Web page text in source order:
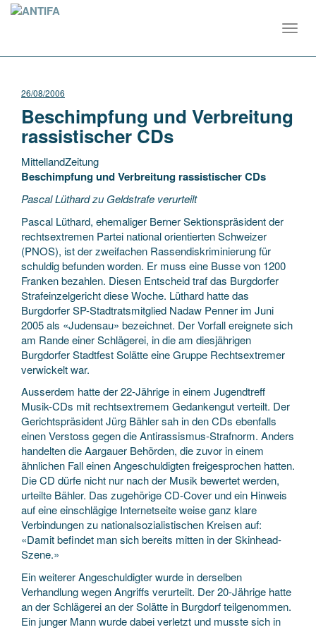
26/08/2006
Beschimpfung und Verbreitung
rassistischer CDs
MittellandZeitung
Beschimpfung und Verbreitung rassistischer CDs
Pascal Lüthard zu Geldstrafe verurteilt
Pascal Lüthard, ehemaliger Berner Sektionspräsident der
rechtsextremen Partei national orientierten Schweizer
(PNOS), ist der zweifachen Rassendiskriminierung für
schuldig befunden worden. Er muss eine Busse von 1200
Franken bezahlen. Diesen Entscheid traf das Burgdorfer
Strafeinzelgericht diese Woche. Lüthard hatte das
Burgdorfer SP-Stadtratsmitglied Nadaw Penner im Juni
2005 als «Judensau» bezeichnet. Der Vorfall ereignete sich
am Rande einer Schlägerei, in die am diesjährigen
Burgdorfer Stadtfest Solätte eine Gruppe Rechtsextremer
verwickelt war.
Ausserdem hatte der 22-Jährige in einem Jugendtreff
Musik-CDs mit rechtsextremem Gedankengut verteilt. Der
Gerichtspräsident Jürg Bähler sah in den CDs ebenfalls
einen Verstoss gegen die Antirassismus-Strafnorm. Anders
handelten die Aargauer Behörden, die zuvor in einem
ähnlichen Fall einen Angeschuldigten freigesprochen hatten.
Die CD dürfe nicht nur nach der Musik bewertet werden,
urteilte Bähler. Das zugehörige CD-Cover und ein Hinweis
auf eine einschlägige Internetseite weise ganz klare
Verbindungen zu nationalsozialistischen Kreisen auf:
«Damit befindet man sich bereits mitten in der Skinhead-
Szene.»
Ein weiterer Angeschuldigter wurde in derselben
Verhandlung wegen Angriffs verurteilt. Der 20-Jährige hatte
an der Schlägerei an der Solätte in Burgdorf teilgenommen.
Ein junger Mann wurde dabei verletzt und musste sich in